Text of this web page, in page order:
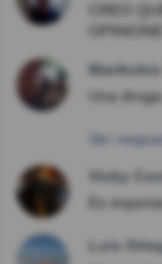
CREO
Una
Ver
Vicky
Es
Luis